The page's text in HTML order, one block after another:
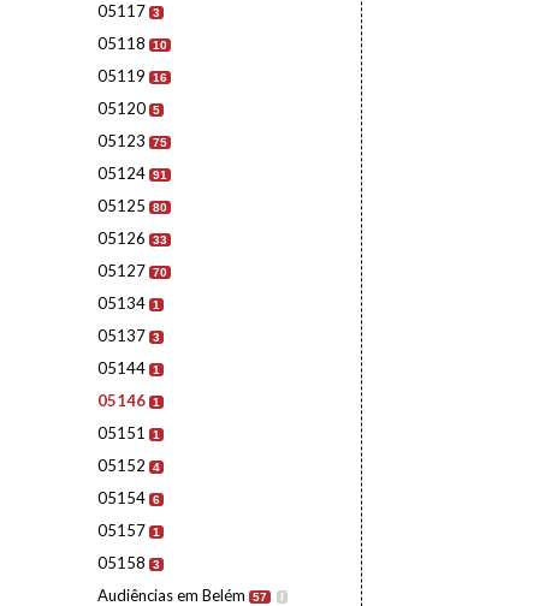
05117 3
05118 10
05119 16
05120 5
05123 75
05124 91
05125 80
05126 33
05127 70
05134 1
05137 3
05144 1
05146 1
05151 1
05152 4
05154 6
05157 1
05158 3
Audiências em Belém 57 I